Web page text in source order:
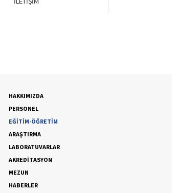
HAKKIMIZDA
PERSONEL
EĞİTİM-ÖĞRETİM
ARAŞTIRMA
LABORATUVARLAR
AKREDİTASYON
MEZUN
HABERLER